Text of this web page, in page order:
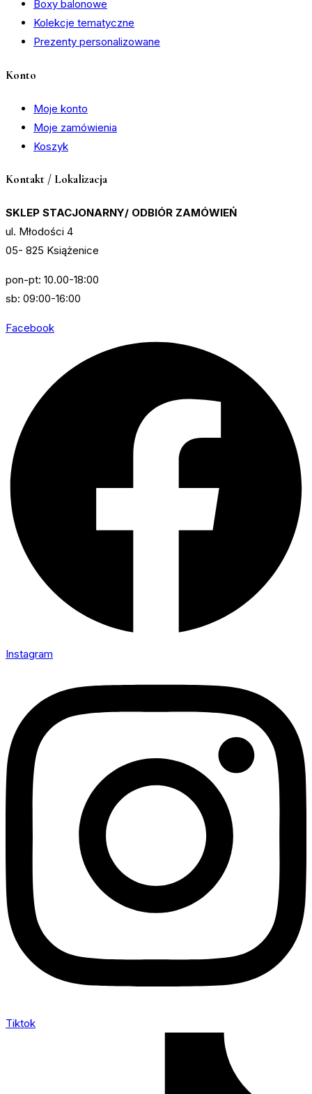
Boxy balonowe
Kolekcje tematyczne
Prezenty personalizowane
Konto
Moje konto
Moje zamówienia
Koszyk
Kontakt / Lokalizacja
SKLEP STACJONARNY/ ODBIÓR ZAMÓWIEŃ
ul. Młodości 4
05- 825 Książenice
pon-pt: 10.00-18:00
sb: 09:00-16:00
Facebook
Instagram
Tiktok